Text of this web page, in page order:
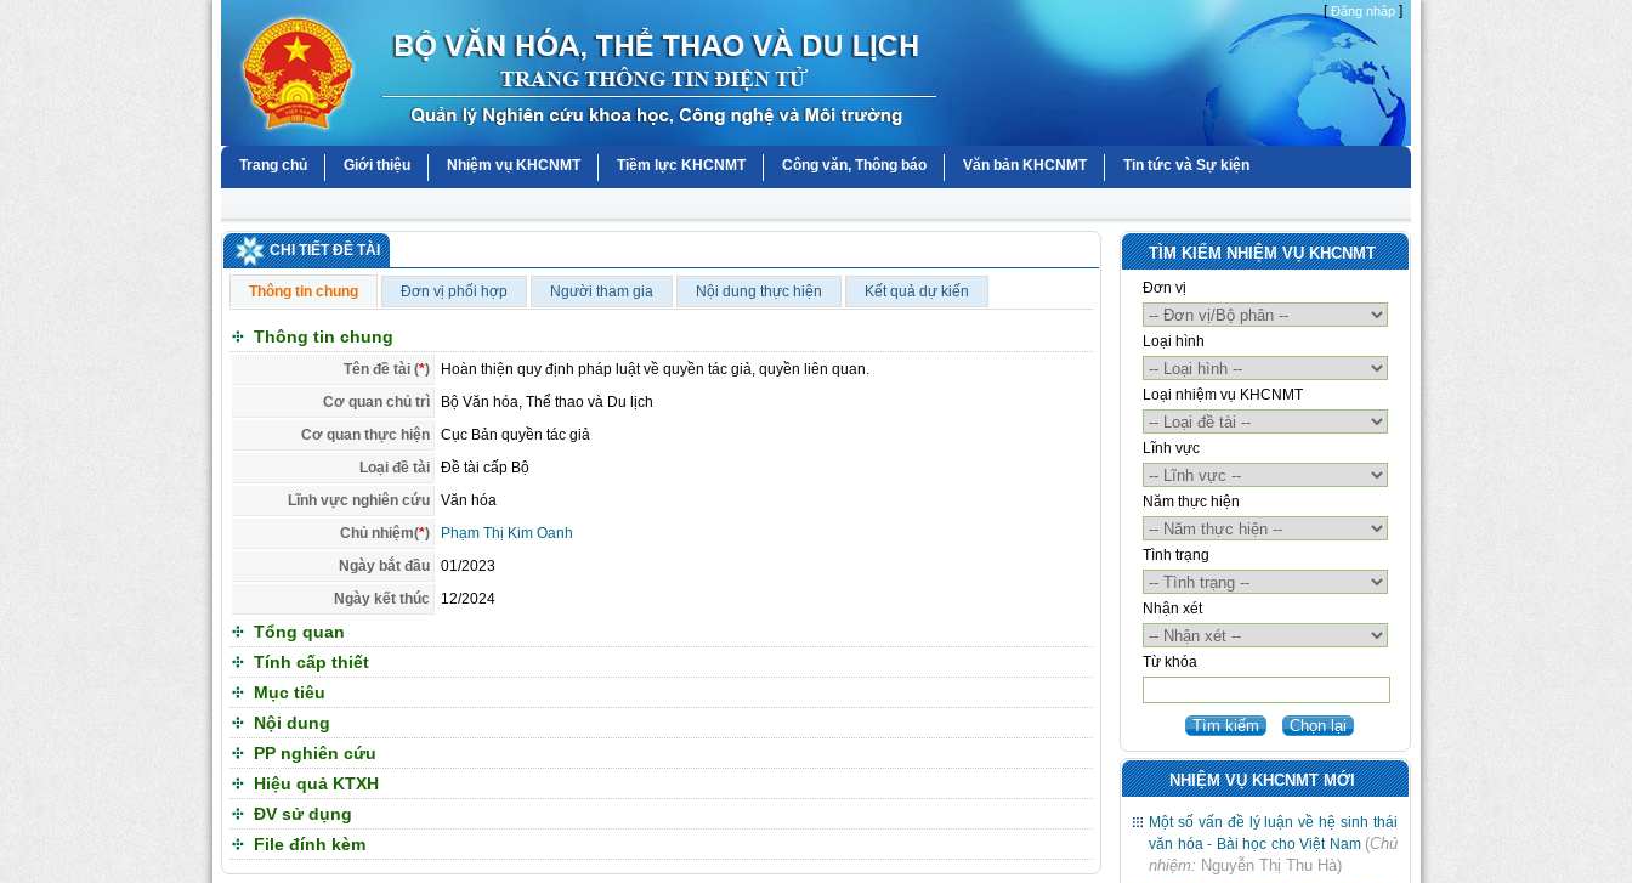
[Đăng nhập ]
Trang chủ Giới thiệu Nhiệm vụ KHCNMT Tiềm lực KHCNMT Công văn, Thông báo Văn bản KHCNMT Tin tức và Sự kiện
CHI TIẾT ĐỀ TÀI
Thông tin chung Đơn vị phối hợp Người tham gia Nội dung thực hiện Kết quả dự kiến
Thông tin chung
Tên đề tài (*)
Hoàn thiện quy định pháp luật về quyền tác giả, quyền liên quan.
Cơ quan chủ trì
Bộ Văn hóa, Thể thao và Du lịch
Cơ quan thực hiện
Cục Bản quyền tác giả
Loại đề tài
Đề tài cấp Bộ
Lĩnh vực nghiên cứu
Văn hóa
Chủ nhiệm(*)
Phạm Thị Kim Oanh
Ngày bắt đầu
01/2023
Ngày kết thúc
12/2024
Tổng quan
Tính cấp thiết
Mục tiêu
Nội dung
PP nghiên cứu
Hiệu quả KTXH
ĐV sử dụng
File đính kèm
TÌM KIẾM NHIỆM VỤ KHCNMT
Đơn vị
Loại hình
Loại nhiệm vụ KHCNMT
Lĩnh vực
Năm thực hiện
Tình trạng
Nhận xét
Từ khóa
NHIỆM VỤ KHCNMT MỚI
Một số vấn đề lý luận về hệ sinh thái
văn hóa - Bài học cho Việt Nam (Chủ
nhiệm: Nguyễn Thị Thu Hà)